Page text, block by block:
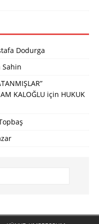
Dodurga
Sahin
KALOĞLU için HUKUK